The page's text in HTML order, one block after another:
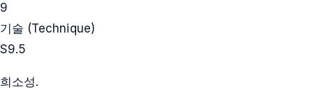
9
기술 (Technique)
S9.5
희소성.